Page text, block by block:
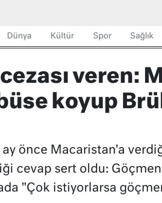
Dünya Kültür Spor Sağlık
veren:
koyup
ay önce Macaristan'a
cevap sert oldu:
"Çok istiyorlarsa